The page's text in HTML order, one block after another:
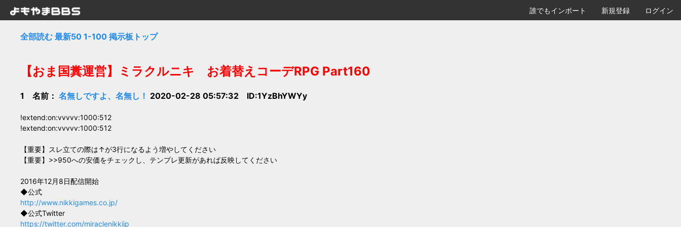
誰でもインポート 新規登録 ログイン
全部読む 最新50 1-100 掲示板トップ
【おま国糞運営】ミラクルニキ お着替えコーデRPG Part160
1 名前： 名無しですよ、名無し！ 2020-02-28 05:57:32 ID:1YzBhYWYy
!extend:on:vvvvv:1000:512
!extend:on:vvvvv:1000:512
【重要】スレ立ての際は↑が3行になるよう増やしてください
【重要】>>950への安価をチェックし、テンプレ更新があれば反映してください
2016年12月8日配信開始
◆公式
http://www.nikkigames.co.jp/
◆公式Twitter
https://twitter.com/miraclenikkijp